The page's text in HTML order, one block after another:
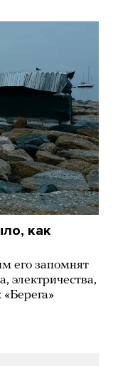
как
его запомнят
электричества,